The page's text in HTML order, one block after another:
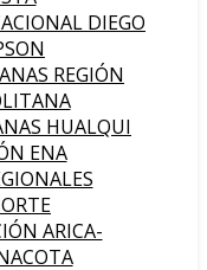
DIEGO
REGIÓN
HUALQUI
ENA
ARICA-